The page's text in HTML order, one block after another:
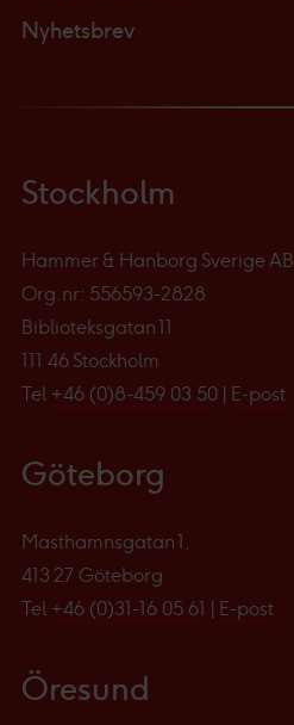
Nyhetsbrev
Stockholm
Hammer & Hanborg Sverige AB
Org.nr: 556593-2828
Biblioteksgatan 11
111 46 Stockholm
Tel +46 (0)8-459 03 50 | E-post
Göteborg
Masthamnsgatan 1,
413 27 Göteborg
Tel +46 (0)31-16 05 61 | E-post
Öresund